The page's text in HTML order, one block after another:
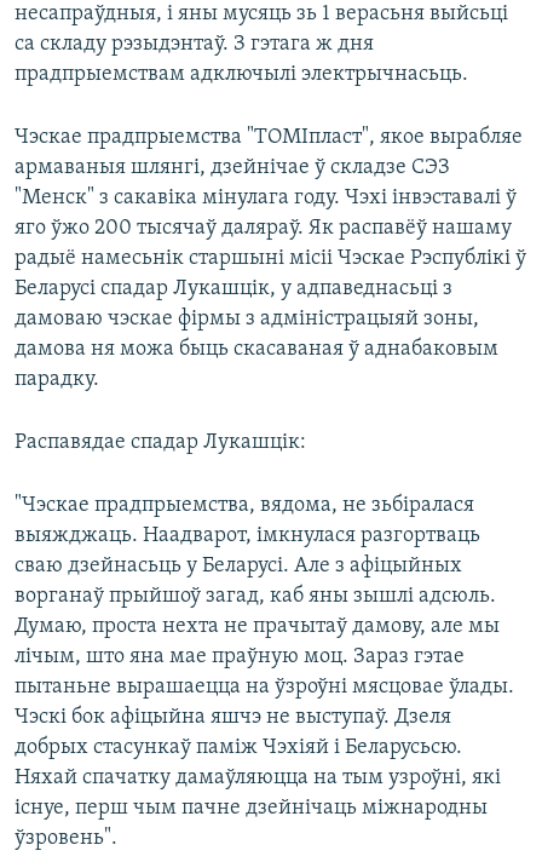
несапраўдныя, і яны мусяць зь 1 верасьня выйсьці
са складу рэзыдэнтаў. З гэтага ж дня
прадпрыемствам адключылі электрычнасьць.
Чэскае прадпрыемства "ТОМІпласт", якое вырабляе
армаваныя шлянгі, дзейнічае ў складзе СЭЗ
"Менск" з сакавіка мінулага году. Чэхі інвэставалі ў
яго ўжо 200 тысячаў даляраў. Як распавёў нашаму
радыё намесьнік старшыні місіі Чэскае Рэспублікі ў
Беларусі спадар Лукашцік, у адпаведнасьці з
дамоваю чэскае фірмы з адміністрацыяй зоны,
дамова ня можа быць скасаваная ў аднабаковым
парадку.
Распавядае спадар Лукашцік:
"Чэскае прадпрыемства, вядома, не зьбіралася
выяжджаць. Наадварот, імкнулася разгортваць
сваю дзейнасьць у Беларусі. Але з афіцыйных
ворганаў прыйшоў загад, каб яны зышлі адсюль.
Думаю, проста нехта не прачытаў дамову, але мы
лічым, што яна мае праўную моц. Зараз гэтае
пытаньне вырашаецца на ўзроўні мясцовае ўлады.
Чэскі бок афіцыйна яшчэ не выступаў. Дзеля
добрых стасункаў паміж Чэхіяй і Беларусьсю.
Няхай спачатку дамаўляюцца на тым узроўні, які
існуе, перш чым пачне дзейнічаць міжнародны
ўзровень".